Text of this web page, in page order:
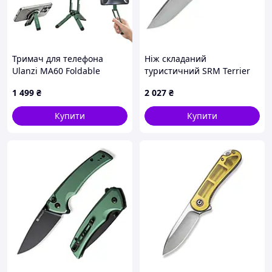
Тримач для телефона
Ulanzi MA60 Foldable
(Зелений)
1 499 ₴
Купити
Ніж складаний
туристичний SRM Terrier
чорний
2 027 ₴
Купити